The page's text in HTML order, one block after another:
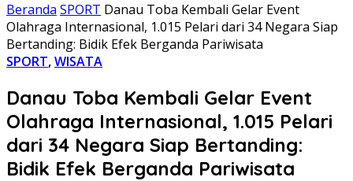
Beranda SPORT Danau Toba Kembali Gelar Event
Olahraga Internasional, 1.015 Pelari dari 34 Negara Siap
Bertanding: Bidik Efek Berganda Pariwisata
SPORT,WISATA
Danau Toba Kembali Gelar Event
Olahraga Internasional, 1.015 Pelari
dari 34 Negara Siap Bertanding:
Bidik Efek Berganda Pariwisata